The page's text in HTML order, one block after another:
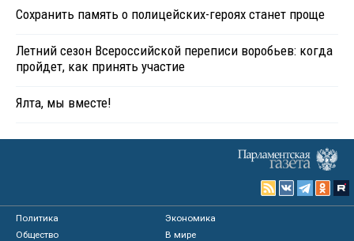
Сохранить память о полицейских-героях станет проще
Летний сезон Всероссийской переписи воробьев: когда
пройдет, как принять участие
Ялта, мы вместе!
Политика
Экономика
Общество
В мире